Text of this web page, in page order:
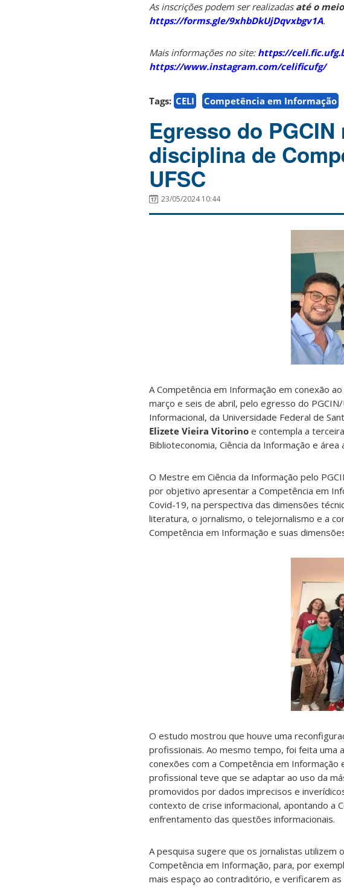
As inscrições podem ser realizadas até o
https://forms.gle/9xhbDkUjDqvxbgv1A.
Mais informações no site: https://
https://www.instagram.com/celificufg/
Tags: CELI Competência em Informação
Egresso do
disciplina de
UFSC
23/05/2024 10:44
A Competência em Informação em conexão
março e seis de abril, pelo egresso do PGCIN/
Informacional, da Universidade Federal de
Elizete Vieira Vitorino e contempla a
Biblioteconomia, Ciência da Informação e área
O Mestre em Ciência da Informação pelo
por objetivo apresentar a Competência em
Covid-19, na perspectiva das dimensões
literatura, o jornalismo, o telejornalismo e a
Competência em Informação e suas
O estudo mostrou que houve uma
profissionais. Ao mesmo tempo, foi feita uma
conexões com a Competência em
profissional teve que se adaptar ao uso da
promovidos por dados imprecisos e
contexto de crise informacional, apontando a
enfrentamento das questões informacionais.
A pesquisa sugere que os jornalistas utilizem
Competência em Informação, para, por
mais espaço ao contraditório, e verificarem